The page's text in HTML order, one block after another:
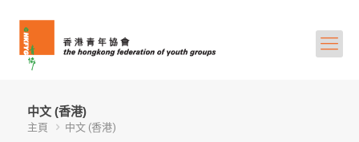
中文 (香港)
主頁 中文 (香港)